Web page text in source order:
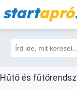
startapró
Hűtő és
Szűrők 2